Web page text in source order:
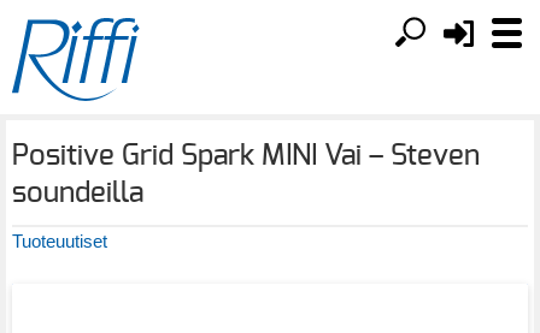
Positive Grid Spark MINI Vai – Steven
soundeilla
Tuoteuutiset